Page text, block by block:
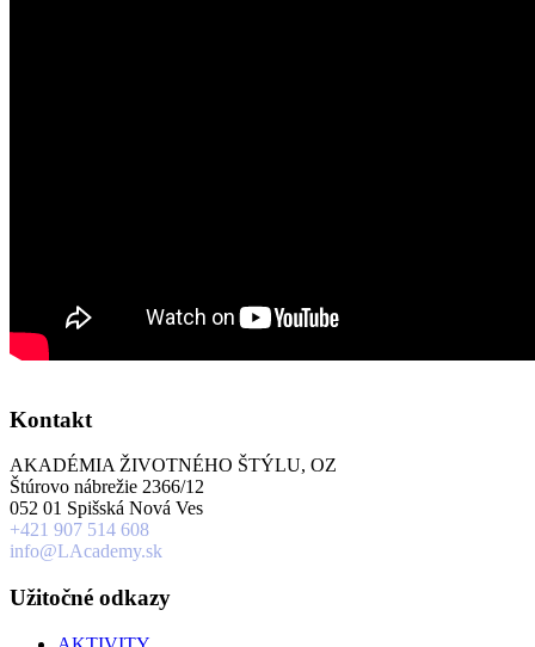
Kontakt
AKADÉMIA ŽIVOTNÉHO ŠTÝLU, OZ
Štúrovo nábrežie 2366/12
052 01 Spišská Nová Ves
+421 907 514 608
info@LAcademy.sk
Užitočné odkazy